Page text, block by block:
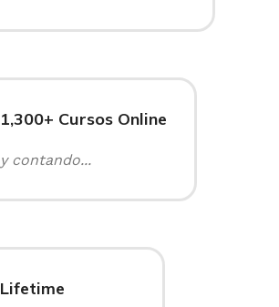
1,300+ Cursos Online
y contando...
Lifetime